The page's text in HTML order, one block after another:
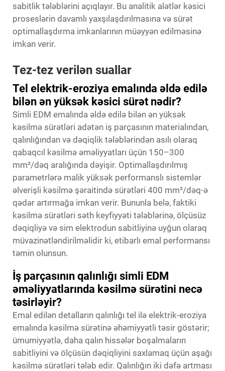
sabitlik tələblərini açıqlayır. Bu analitik alətlər kəsici
proseslərin davamlı yaxşılaşdırılmasına və sürət
optimallaşdırma imkanlarının müəyyən edilməsinə
imkan verir.
Tez-tez verilən suallar
Tel elektrik-eroziya emalında əldə edilə
bilən ən yüksək kəsici sürət nədir?
Simli EDM emalında əldə edilə bilən ən yüksək
kəsilmə sürətləri adətən iş parçasının materialından,
qalınlığından və dəqiqlik tələblərindən asılı olaraq
qabaqcıl kəsilmə əməliyyatları üçün 150–300
mm²/dəq aralığında dəyişir. Optimallaşdırılmış
parametrlərə malik yüksək performanslı sistemlər
əlverişli kəsilmə şəraitində sürətləri 400 mm²/dəq-ə
qədər artırmağa imkan verir. Bununla belə, faktiki
kəsilmə sürətləri səth keyfiyyəti tələblərinə, ölçüsüz
dəqiqliyə və sim elektrodun sabitliyinə uyğun olaraq
müvazinətləndirilməlidir ki, etibarlı emal performansı
təmin olunsun.
İş parçasının qalınlığı simli EDM
əməliyyatlarında kəsilmə sürətini necə
təsirləyir?
Emal edilən detalların qalınlığı tel ilə elektrik-eroziya
emalında kəsilmə sürətinə əhəmiyyətli təsir göstərir;
ümumiyyətlə, daha qalın hissələr boşalmaların
sabitliyini və ölçüsün dəqiqliyini saxlamaq üçün aşağı
kəsilmə sürətləri tələb edir. Qalınlığın iki dəfə artması